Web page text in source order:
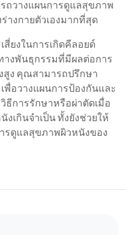
ถวางแผนการดูแลสุขภาพ
างกายตัวเองมากที่สุด
ยงในการเกิดคีลอยด์
งพันธุกรรมที่มีผลต่อการ
สูง คุณสามารถปรึกษา
พื่อวางแผนการป้องกันและ
ธีการรักษาหรือผ่าตัดเมื่อ
งเกินจำเป็น ทั้งยังช่วยให้
รดูแลสุขภาพผิวหนังของ